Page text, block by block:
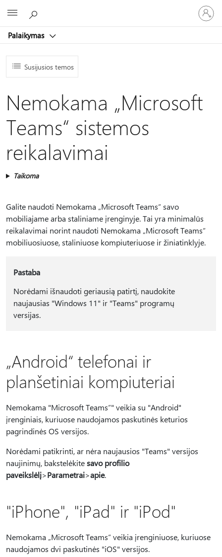
Palaikymas
prie
paskyros
Susijusios temos
Nemokama „Microsoft
Teams“ sistemos
reikalavimai
Taikoma
Galite naudoti Nemokama „Microsoft Teams“ savo
mobiliajame arba staliniame įrenginyje. Tai yra minimalūs
reikalavimai norint naudoti Nemokama „Microsoft Teams“
mobiliuosiuose, staliniuose kompiuteriuose ir žiniatinklyje.
Pastaba
Norėdami išnaudoti geriausią patirtį, naudokite
naujausias "Windows 11" ir "Teams" programų
versijas.
„Android“ telefonai ir
planšetiniai kompiuteriai
Nemokama "Microsoft Teams“" veikia su "Android"
įrenginiais, kuriuose naudojamos paskutinės keturios
pagrindinės OS versijos.
Norėdami patikrinti, ar nėra naujausios "Teams" versijos
naujinimų, bakstelėkitesavo profilio
paveikslėlį>Parametrai>apie.
"iPhone", "iPad" ir "iPod"
Nemokama „Microsoft Teams“ veikia įrenginiuose, kuriuose
naudojamos dvi paskutinės "iOS" versijos.